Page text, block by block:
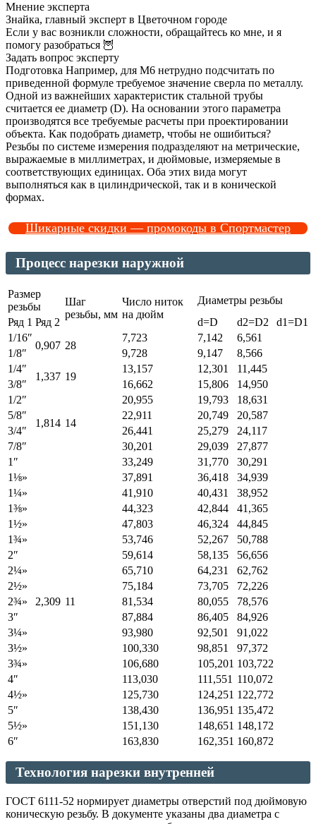
Мнение эксперта
Знайка, главный эксперт в Цветочном городе
Если у вас возникли сложности, обращайтесь ко мне, и я
помогу разобраться 🦉
Задать вопрос эксперту
Подготовка Например, для М6 нетрудно подсчитать по
приведенной формуле требуемое значение сверла по металлу.
Одной из важнейших характеристик стальной трубы
считается ее диаметр (D). На основании этого параметра
производятся все требуемые расчеты при проектировании
объекта. Как подобрать диаметр, чтобы не ошибиться?
Резьбы по системе измерения подразделяют на метрические,
выражаемые в миллиметрах, и дюймовые, измеряемые в
соответствующих единицах. Оба этих вида могут
выполняться как в цилиндрической, так и в конической
формах.
Шикарные скидки — промокоды в Спортмастер
Процесс нарезки наружной
Размер
резьбы
Шаг
резьбы, мм
Число ниток
на дюйм
Диаметры резьбы
Ряд 1 Ряд 2 d=D d2=D2
d1=D1
1/16″
0,907 28
7,723 7,142
6,561
1/8″
9,728 9,147
8,566
1/4″
1,337 19
13,157 12,301
11,445
3/8″
16,662 15,806
14,950
1/2″
1,814 14
20,955 19,793
18,631
5/8″
22,911 20,749
20,587
3/4″
26,441 25,279
24,117
7/8″
30,201 29,0З9
27,877
1″
2,309 11
33,249 31,770
30,291
1⅛»
37,891 36,418
34,939
1¼»
41,910 40,431
38,952
1⅜»
44,323 42,844
41,365
1½»
47,803 46,324
44,845
1¾»
53,746 52,267
50,788
2″
59,614 58,135
56,656
2¼»
65,710 64,231
62,762
2½»
75,184 73,705
72,226
2¾»
81,534 80,055
78,576
3″
87,884 86,405
84,926
3¼»
93,980 92,501
91,022
3½»
100,330 98,851
97,372
3¾»
106,680 105,201 103,722
4″
113,030 111,551 110,072
4½»
125,730 124,251 122,772
5″
138,430 136,951 135,472
5½»
151,130 148,651 148,172
6″
163,830 162,351 160,872
Технология нарезки внутренней
ГОСТ 6111-52 нормирует диаметры отверстий под дюймовую
коническую резьбу. В документе указаны два диаметра с